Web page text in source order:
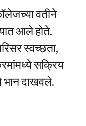
वतीने
आले होते.
परिसर स्वच्छता,
सक्रिय
भान दाखवले.